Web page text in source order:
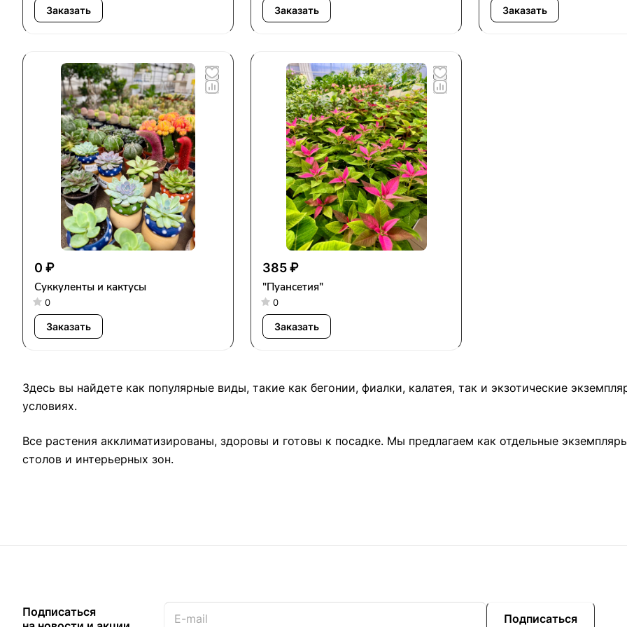
Заказать Заказать Заказать
0 ₽
Суккуленты и кактусы
0
Заказать
385 ₽
"Пуансетия"
0
Заказать
Здесь вы найдете как популярные виды, такие как бегонии, фиалки, калатея, так и экзотические
условиях.
Все растения акклиматизированы, здоровы и готовы к посадке. Мы предлагаем как отдельные
столов и интерьерных зон.
Подписаться
Подписаться